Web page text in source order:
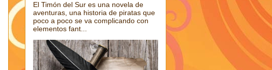
El Timón del Sur es una novela de
aventuras, una historia de piratas que
poco a poco se va complicando con
elementos fant...